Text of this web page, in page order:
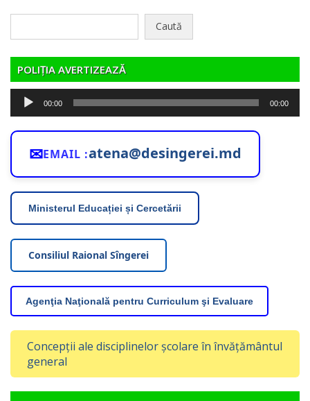
POLIȚIA AVERTIZEAZĂ
Player
audio
00:00 00:00
✉EMAIL :atena@desingerei.md
Ministerul Educației și Cercetării
Consiliul Raional Sîngerei
Agenţia Naţională pentru Curriculum şi Evaluare
Concepții ale disciplinelor școlare în învățământul
general